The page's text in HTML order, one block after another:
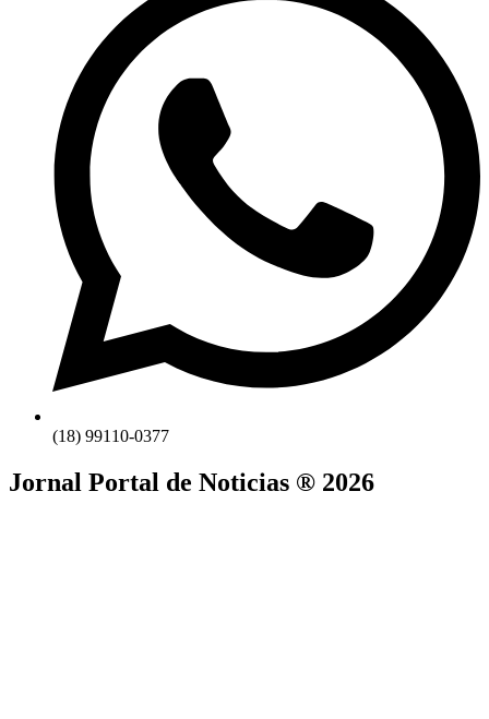
(18) 99110-0377
Jornal Portal de Noticias ® 2026